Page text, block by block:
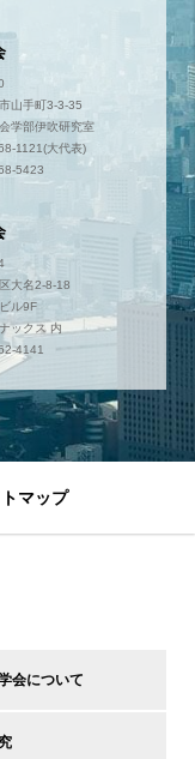
山手町3-3-35
学部伊吹研究室
1121(大代表)
5423
大名2-8-18
ル9F
ックス 内
4141
マップ
会について